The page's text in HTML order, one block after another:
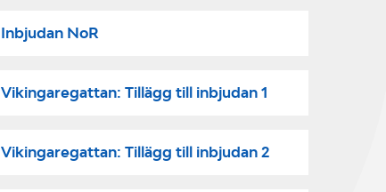
Inbjudan NoR
Vikingaregattan: Tillägg till inbjudan 1
Vikingaregattan: Tillägg till inbjudan 2